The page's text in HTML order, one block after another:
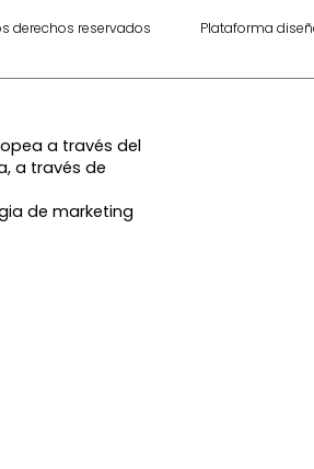
derechos reservados Plataforma
a través del
a través de
de marketing